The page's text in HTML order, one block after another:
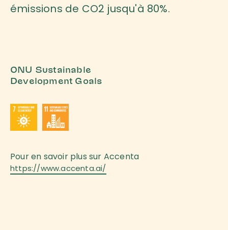
émissions de CO2 jusqu'à 80%.
ONU Sustainable
Development Goals
Pour en savoir plus sur Accenta
https://www.accenta.ai/